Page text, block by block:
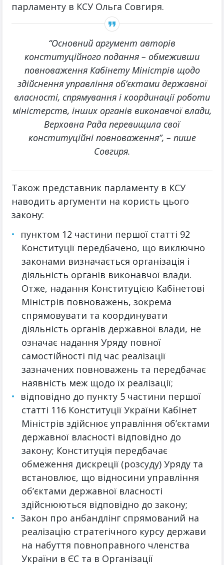
парламенту в КСУ Ольга Совгиря.
“Основний аргумент авторів
конституційного подання – обмеживши
повноваження Кабінету Міністрів щодо
здійснення управління об’єктами державної
власності, спрямування і координації роботи
міністерств, інших органів виконавчої влади,
Верховна Рада перевищила свої
конституційні повноваження”, – пише
Совгиря.
Також представник парламенту в КСУ
наводить аргументи на користь цього
закону:
пунктом 12 частини першої статті 92
Конституції передбачено, що виключно
законами визначається організація і
діяльність органів виконавчої влади.
Отже, надання Конституцією Кабінетові
Міністрів повноважень, зокрема
спрямовувати та координувати
діяльність органів державної влади, не
означає надання Уряду повної
самостійності під час реалізації
зазначених повноважень та передбачає
наявність меж щодо їх реалізації;
відповідно до пункту 5 частини першої
статті 116 Конституції України Кабінет
Міністрів здійснює управління об’єктами
державної власності відповідно до
закону; Конституція передбачає
обмеження дискреції (розсуду) Уряду та
встановлює, що відносини управління
об’єктами державної власності
здійснюються відповідно до закону;
Закон про анбандлінг спрямований на
реалізацію стратегічного курсу держави
на набуття повноправного членства
України в ЄС та в Організації